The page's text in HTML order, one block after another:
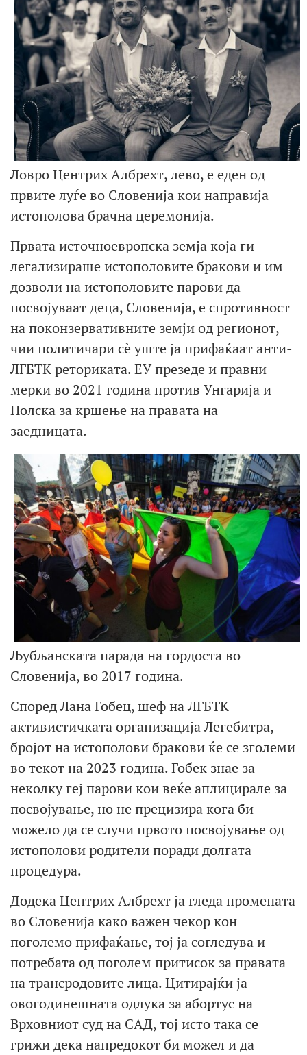
Ловро Центрих Албрехт, лево, е еден од
првите луѓе во Словенија кои направија
истополова брачна церемонија.
Првата источноевропска земја која ги
легализираше истополовите бракови и им
дозволи на истополовите парови да
посвојуваат деца, Словенија, е спротивност
на поконзервативните земји од регионот,
чии политичари сè уште ја прифаќаат анти-
ЛГБТК реториката. ЕУ презеде и правни
мерки во 2021 година против Унгарија и
Полска за кршење на правата на
заедницата.
Љубљанската парада на гордоста во
Словенија, во 2017 година.
Според Лана Гобец, шеф на ЛГБТК
активистичката организација Легебитра,
бројот на истополови бракови ќе се зголеми
во текот на 2023 година. Гобек знае за
неколку геј парови кои веќе аплицирале за
посвојување, но не прецизира кога би
можело да се случи првото посвојување од
истополови родители поради долгата
процедура.
Додека Центрих Албрехт ја гледа промената
во Словенија како важен чекор кон
поголемо прифаќање, тој ја согледува и
потребата од поголем притисок за правата
на трансродовите лица. Цитирајќи ја
овогодинешната одлука за абортус на
Врховниот суд на САД, тој исто така се
грижи дека напредокот би можел и да